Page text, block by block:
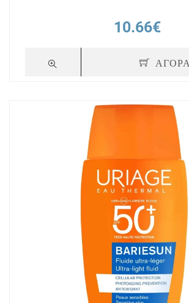
10.66€
ΑΓΟΡΑ